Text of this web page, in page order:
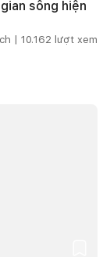
sống hiện
| 10.162 lượt xem